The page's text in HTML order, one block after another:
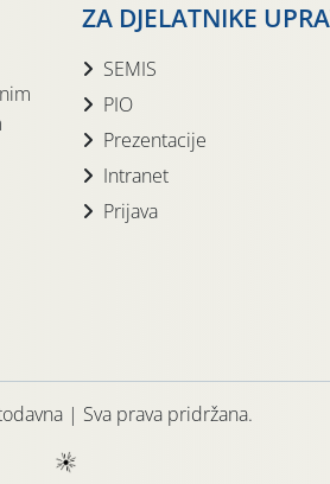
ZA DJELATNIKE
SEMIS
PIO
Prezentacije
Intranet
Prijava
| Sva prava pridržana.